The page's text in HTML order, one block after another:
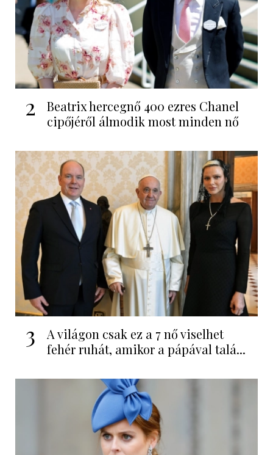
2
Beatrix hercegnő 400 ezres Chanel
cipőjéről álmodik most minden nő
3
A világon csak ez a 7 nő viselhet
fehér ruhát, amikor a pápával talá...